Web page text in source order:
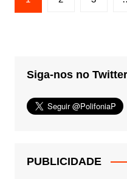
de
Siga-nos no Twitter
PUBLICIDADE